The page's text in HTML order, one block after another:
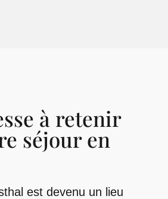
à retenir
séjour en
est devenu un lieu